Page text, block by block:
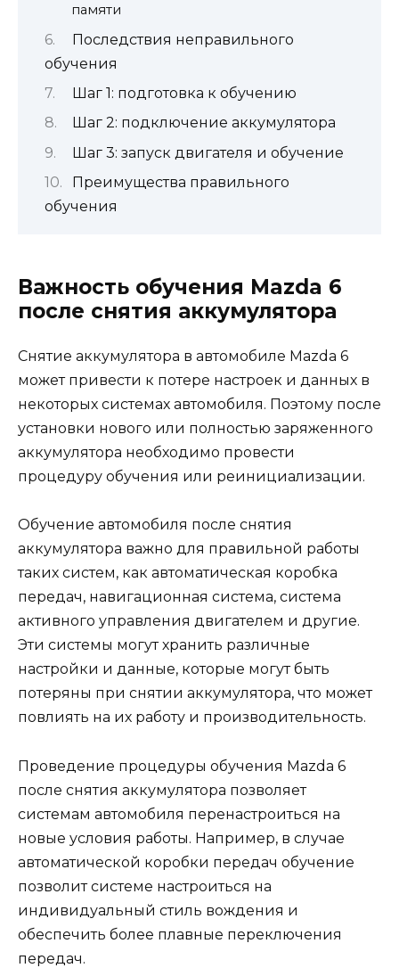
памяти
Последствия неправильного
обучения
Шаг 1: подготовка к обучению
Шаг 2: подключение аккумулятора
Шаг 3: запуск двигателя и обучение
Преимущества правильного
обучения
Важность обучения Mazda 6
после снятия аккумулятора
Снятие аккумулятора в автомобиле Mazda 6
может привести к потере настроек и данных в
некоторых системах автомобиля. Поэтому после
установки нового или полностью заряженного
аккумулятора необходимо провести
процедуру обучения или реинициализации.
Обучение автомобиля после снятия
аккумулятора важно для правильной работы
таких систем, как автоматическая коробка
передач, навигационная система, система
активного управления двигателем и другие.
Эти системы могут хранить различные
настройки и данные, которые могут быть
потеряны при снятии аккумулятора, что может
повлиять на их работу и производительность.
Проведение процедуры обучения Mazda 6
после снятия аккумулятора позволяет
системам автомобиля перенастроиться на
новые условия работы. Например, в случае
автоматической коробки передач обучение
позволит системе настроиться на
индивидуальный стиль вождения и
обеспечить более плавные переключения
передач.